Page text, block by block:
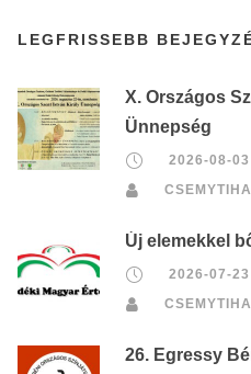
LEGFRISSEBB
X. Országos
Ünnepség
2026-08-03
Új elemekkel
2026-07-23
26. Egressy